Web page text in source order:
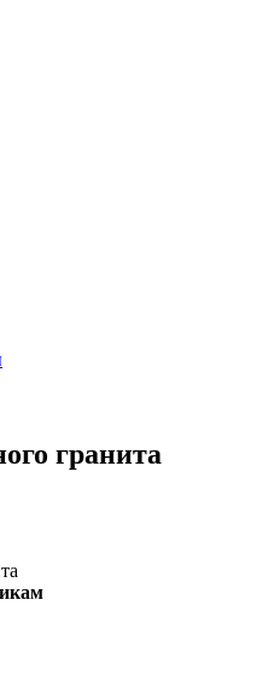
гранита